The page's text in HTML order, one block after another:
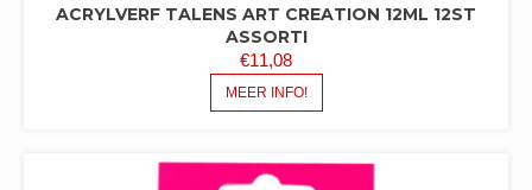
ACRYLVERF TALENS ART CREATION 12ML 12ST
ASSORTI
€11,08
MEER INFO!